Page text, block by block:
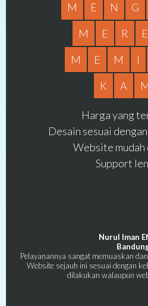
M E N G
M
E R E
M
E M I
K
A
Harga yang
Desain sesuai
Website mudah
Support
Nurul Iman
Pelayanannya sangat memuaskan
Website sejauh ini sesuai dengan
dilakukan walaupun